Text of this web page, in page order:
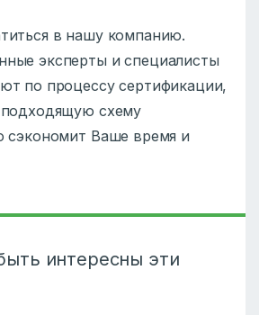
в нашу компанию.
эксперты и специалисты
по процессу сертификации,
подходящую схему
сэкономит Ваше время и
интересны эти